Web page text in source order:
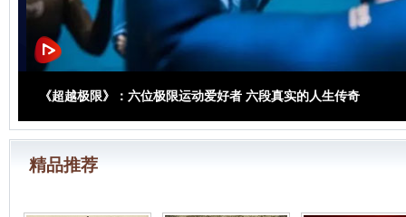
《超越极限》：六位极限运动爱好者 六段真实的人生传奇
精品推荐